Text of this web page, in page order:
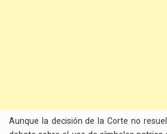
Aunque la decisión de la Corte no